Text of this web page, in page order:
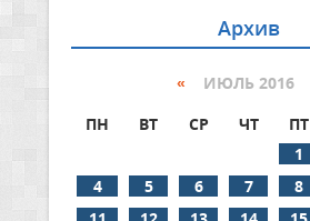
Архив
« ИЮЛЬ 2016
ПН
ВТ СР ЧТ ПТ
1
4
5 6 7 8